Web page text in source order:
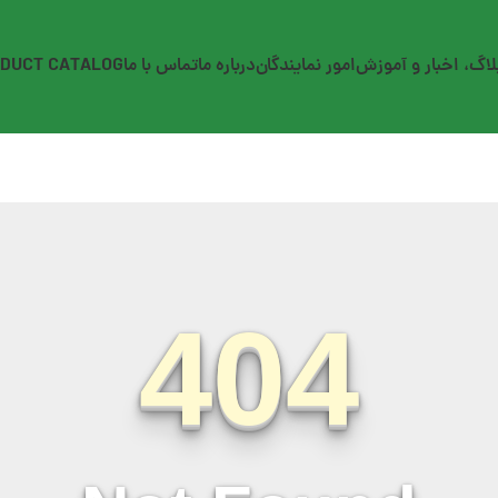
اخبار و آموزشامور نمایندگاندرباره ماتماس با ماCATALOG